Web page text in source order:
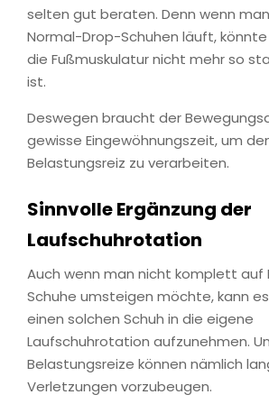
selten gut beraten. Denn wenn
Normal-Drop-Schuhen läuft, könnte
die Fußmuskulatur nicht mehr so
ist.
Deswegen braucht der
gewisse Eingewöhnungszeit, um
Belastungsreiz zu verarbeiten.
Sinnvolle Ergänzung der
Laufschuhrotation
Auch wenn man nicht komplett auf
Schuhe umsteigen möchte, kann
einen solchen Schuh in die eigene
Laufschuhrotation aufzunehmen.
Belastungsreize können nämlich
Verletzungen vorzubeugen.